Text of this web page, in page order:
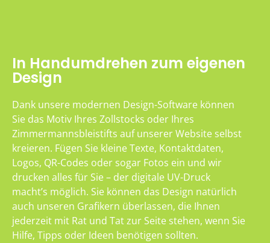
In Handumdrehen zum eigenen
Design
Dank unsere modernen Design-Software können
Sie das Motiv Ihres Zollstocks oder Ihres
Zimmermannsbleistifts auf unserer Website selbst
kreieren. Fügen Sie kleine Texte, Kontaktdaten,
Logos, QR-Codes oder sogar Fotos ein und wir
drucken alles für Sie – der digitale UV-Druck
macht’s möglich. Sie können das Design natürlich
auch unseren Grafikern überlassen, die Ihnen
jederzeit mit Rat und Tat zur Seite stehen, wenn Sie
Hilfe, Tipps oder Ideen benötigen sollten.